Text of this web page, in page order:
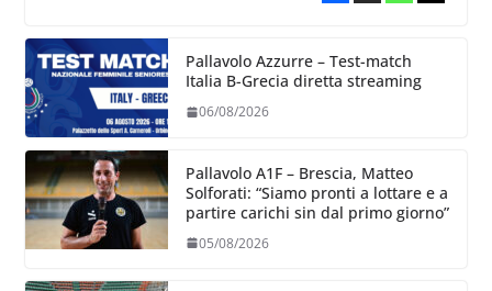
Pallavolo Azzurre – Test-match
Italia B-Grecia diretta streaming
06/08/2026
Pallavolo A1F – Brescia, Matteo
Solforati: “Siamo pronti a lottare e a
partire carichi sin dal primo giorno”
05/08/2026